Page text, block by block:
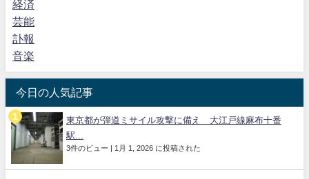
経済
芸能
訃報
音楽
今日の人気記事
東京都が弾道ミサイル攻撃に備え 大江戸線麻布十番
駅...
3件のビュー | 1月 1, 2026 に投稿された